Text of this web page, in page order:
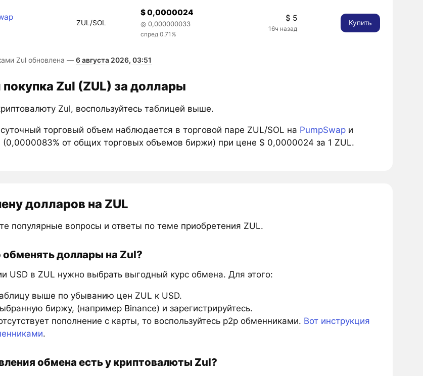
ZUL/SOL
$ 0,0000024
◎ 0,000000033
спред 0.71%
$ 5
16ч назад
Купить
Zul обновлена — 6 августа 2026, 03:51
Zul (ZUL) за доллары
Zul, воспользуйтесь таблицей выше.
торговый объем наблюдается в торговой паре ZUL/SOL на PumpSwapи
(0,0000083% от общих торговых объемов биржи) при цене $ 0,0000024 за 1 ZUL.
долларов на ZUL
популярные вопросы и ответы по теме приобретения ZUL.
доллары на Zul?
USD в ZUL нужно выбрать выгодный курс обмена. Для этого:
выше по убыванию цен ZUL к USD.
биржу, (например Binance) и зарегистрируйтесь.
пополнение с карты, то воспользуйтесь p2p обменниками. Вот инструкция
.
обмена есть у криптовалюты Zul?